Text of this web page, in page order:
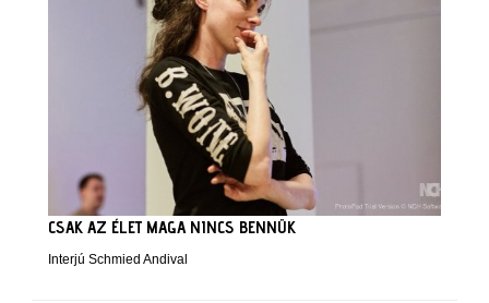
CSAK AZ ÉLET MAGA NINCS BENNÜK
Interjú Schmied Andival